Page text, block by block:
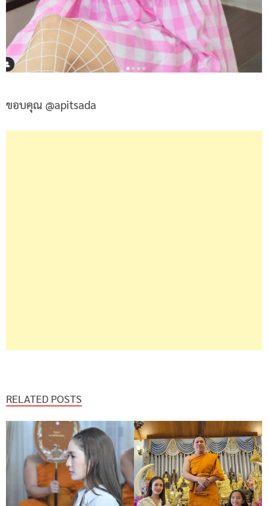
ขอบคุณ @apitsada
RELATED POSTS